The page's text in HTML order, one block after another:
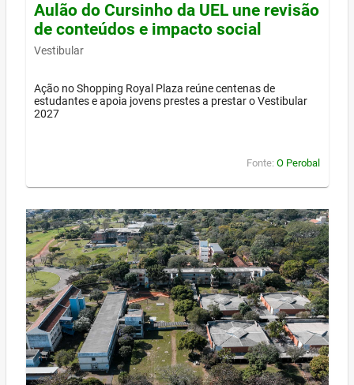
Aulão do Cursinho da UEL une revisão
de conteúdos e impacto social
Vestibular
Ação no Shopping Royal Plaza reúne centenas de
estudantes e apoia jovens prestes a prestar o Vestibular
2027
Fonte: O Perobal